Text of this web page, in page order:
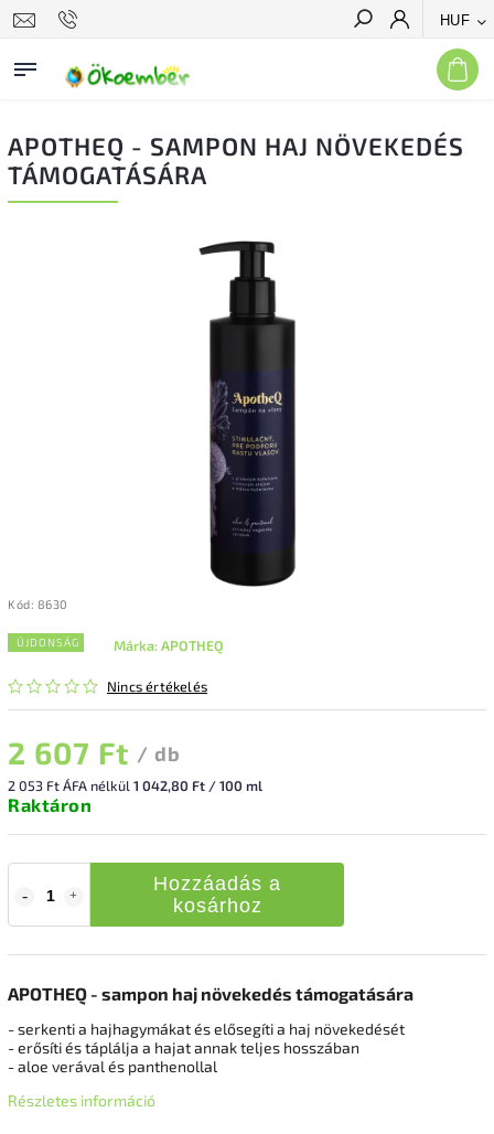
HUF
Keresés
APOTHEQ - SAMPON HAJ NÖVEKEDÉS
TÁMOGATÁSÁRA
Kód: 8630
ÚJDONSÁG
Nincs értékelés
Márka:APOTHEQ
2 607 Ft / db
2 053 Ft ÁFA nélkül 1 042,80 Ft / 100 ml
Raktáron
Hozzáadás a
kosárhoz
APOTHEQ - sampon haj növekedés támogatására
- serkenti a hajhagymákat és elősegíti a haj növekedését
- erősíti és táplálja a hajat annak teljes hosszában
- aloe verával és panthenollal
Részletes információ